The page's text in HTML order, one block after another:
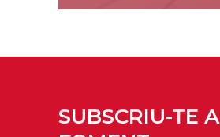
SUBSCRIU-TE A